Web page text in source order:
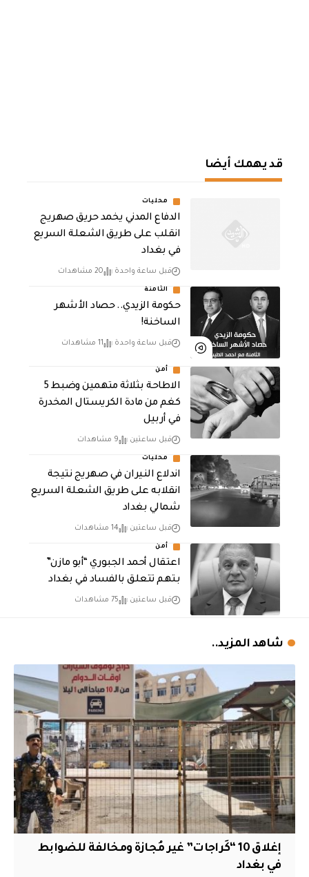
قد يهمك أيضا
محليات
الدفاع المدني يخمد حريق صهريج
انقلب على طريق الشعلة السريع
في بغداد
قبل ساعة واحدة 20 مشاهدات
الثامنة
حكومة الزيدي.. حصاد الأشهر
الساخنة!
قبل ساعة واحدة 11 مشاهدات
أمن
الاطاحة بثلاثة متهمين وضبط 5
كغم من مادة الكريستال المخدرة ​
في أربيل
قبل ساعتين 9 مشاهدات
محليات
اندلاع النيران في صهريج نتيجة
انقلابه على طريق الشعلة السريع
شمالي بغداد
قبل ساعتين 14 مشاهدات
أمن
اعتقال أحمد الجبوري “أبو مازن”
بتهم تتعلق بالفساد في بغداد
قبل ساعتين 75 مشاهدات
شاهد المزيد..
إغلاق 10 “كَراجات” غير مُجازة ومخالفة للضوابط
في بغداد